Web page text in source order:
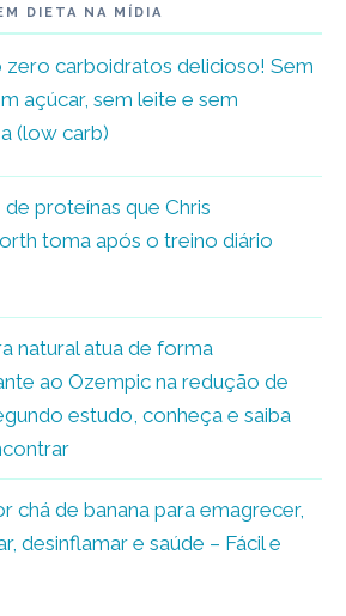
DIETA NA MÍDIA
zero carboidratos delicioso! Sem
açúcar, sem leite e sem
(low carb)
de proteínas que Chris
toma após o treino diário
natural atua de forma
ao Ozempic na redução de
estudo, conheça e saiba
chá de banana para emagrecer,
desinflamar e saúde – Fácil e